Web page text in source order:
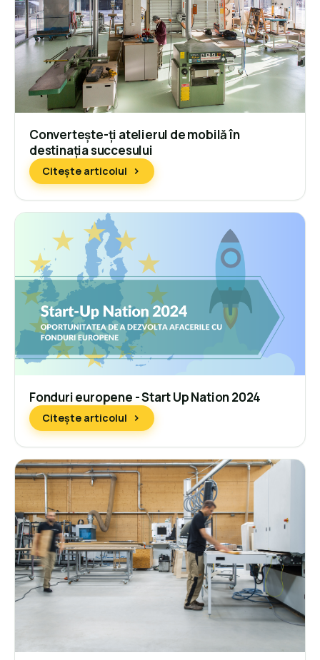
Convertește-ți atelierul de mobilă în
destinația succesului
Citește articolul
Fonduri europene - Start Up Nation 2024
Citește articolul